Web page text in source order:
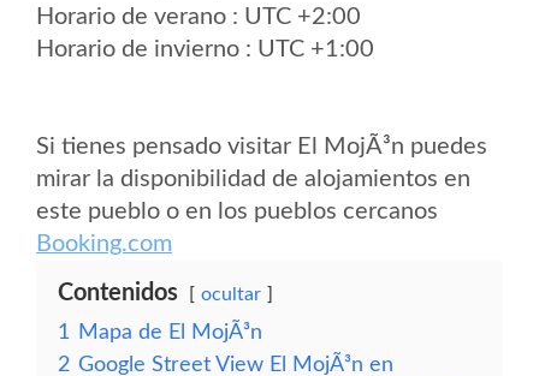
Horario de verano : UTC +2:00
Horario de invierno : UTC +1:00
Si tienes pensado visitar El MojÃ³n puedes
mirar la disponibilidad de alojamientos en
este pueblo o en los pueblos cercanos
Booking.com
Contenidos ocultar
1
Mapa de El MojÃ³n
2 Google Street View El MojÃ³n en